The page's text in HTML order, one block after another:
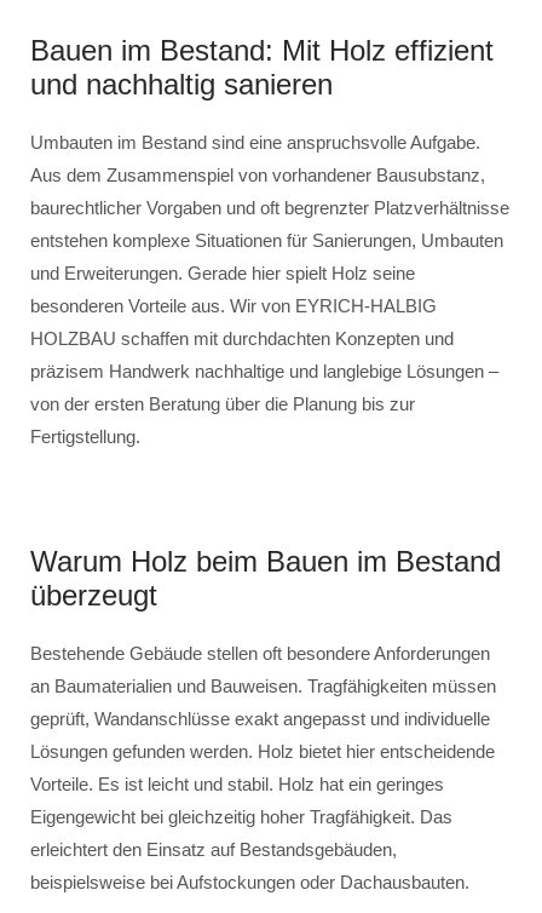
Bauen im Bestand: Mit Holz effizient
und nachhaltig sanieren
Umbauten im Bestand sind eine anspruchsvolle Aufgabe.
Aus dem Zusammenspiel von vorhandener Bausubstanz,
baurechtlicher Vorgaben und oft begrenzter Platzverhältnisse
entstehen komplexe Situationen für Sanierungen, Umbauten
und Erweiterungen. Gerade hier spielt Holz seine
besonderen Vorteile aus. Wir von EYRICH-HALBIG
HOLZBAU schaffen mit durchdachten Konzepten und
präzisem Handwerk nachhaltige und langlebige Lösungen –
von der ersten Beratung über die Planung bis zur
Fertigstellung.
Warum Holz beim Bauen im Bestand
überzeugt
Bestehende Gebäude stellen oft besondere Anforderungen
an Baumaterialien und Bauweisen. Tragfähigkeiten müssen
geprüft, Wandanschlüsse exakt angepasst und individuelle
Lösungen gefunden werden. Holz bietet hier entscheidende
Vorteile. Es ist leicht und stabil. Holz hat ein geringes
Eigengewicht bei gleichzeitig hoher Tragfähigkeit. Das
erleichtert den Einsatz auf Bestandsgebäuden,
beispielsweise bei Aufstockungen oder Dachausbauten.